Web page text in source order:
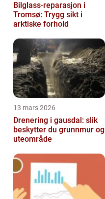
Bilglass-reparasjon i
Tromsø: Trygg sikt i
arktiske forhold
13 mars 2026
Drenering i gausdal: slik
beskytter du grunnmur og
uteområde